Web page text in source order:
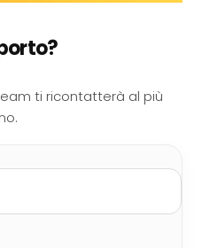
ti ricontatterà al più